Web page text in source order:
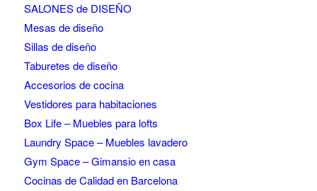
SALONES de DISEÑO
Mesas de diseño
Sillas de diseño
Taburetes de diseño
Accesorios de cocina
Vestidores para habitaciones
Box Life – Muebles para lofts
Laundry Space – Muebles lavadero
Gym Space – Gimansio en casa
Cocinas de Calidad en Barcelona